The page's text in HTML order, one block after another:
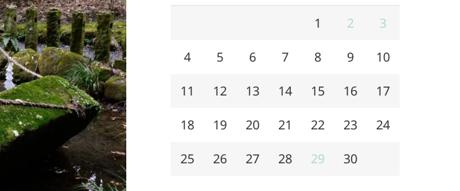
1 2 3
4 5 6 7 8 9 10
11 12 13 14 15 16 17
18 19 20 21 22 23 24
25 26 27 28 29 30